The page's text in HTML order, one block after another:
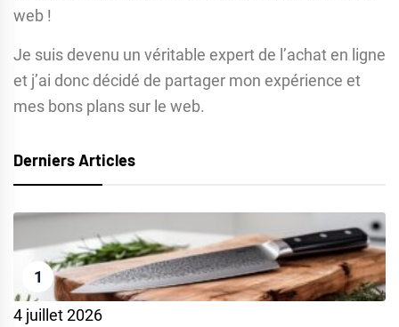
web !
Je suis devenu un véritable expert de l’achat en ligne
et j’ai donc décidé de partager mon expérience et
mes bons plans sur le web.
Derniers Articles
1
4 juillet 2026